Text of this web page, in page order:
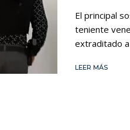
El principal
teniente
extraditado a
LEER MÁS